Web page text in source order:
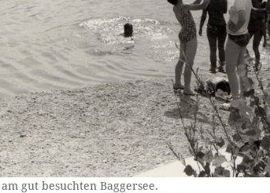
gut besuchten Baggersee.